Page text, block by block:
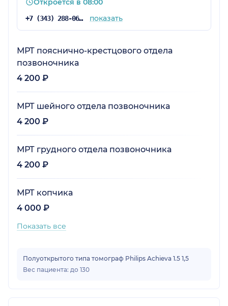
Откроется в 08:00
+7 (343) 288-06-65 показать
МРТ пояснично-крестцового отдела
позвоночника
4 200 ₽
МРТ шейного отдела позвоночника
4 200 ₽
МРТ грудного отдела позвоночника
4 200 ₽
МРТ копчика
4 000 ₽
Показать все
Полуоткрытого типа томограф Philips Achieva 1.5 1,5
Вес пациента: до 130